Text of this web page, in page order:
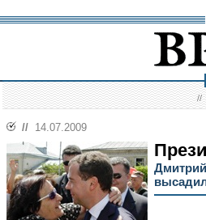
//
// 14.07.2009